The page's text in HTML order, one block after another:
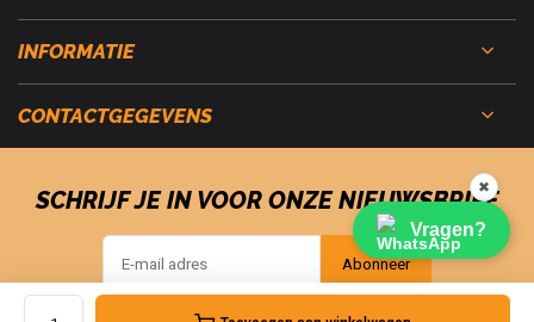
INFORMATIE
CONTACTGEGEVENS
SCHRIJF JE IN VOOR ONZE NIEUWSBRIEF
Abonneer
✖
Vragen?